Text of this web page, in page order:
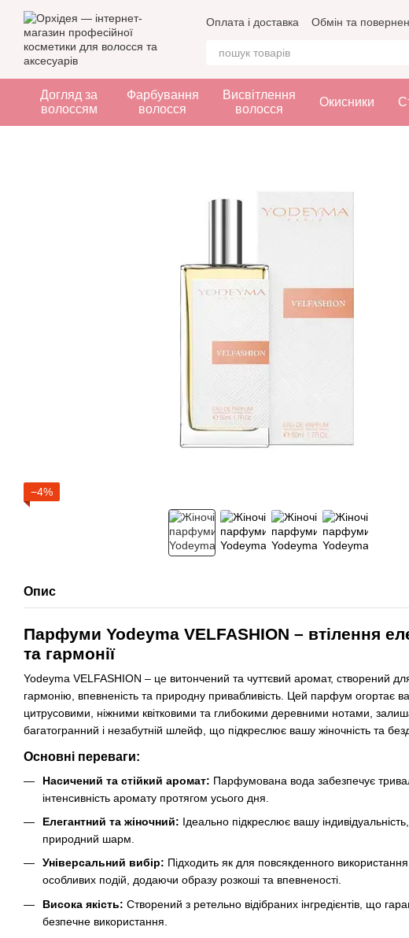
Перейти до основного контенту
Оплата і доставка Обмін та
Догляд за
волоссям
Фарбування
волосся
Висвітлення
волосся
Окисники
−4%
Опис
Парфуми Yodeyma VELFASHION – втілення
та гармонії
Yodeyma VELFASHION – це витончений та чуттєвий аромат, створений
гармонію, впевненість та природну привабливість. Цей парфум огортає
цитрусовими, ніжними квітковими та глибокими деревними нотами,
багатогранний і незабутній шлейф, що підкреслює вашу жіночність та
Основні переваги:
Насичений та стійкий аромат: Парфумована вода забезпечує
інтенсивність аромату протягом усього дня.
Елегантний та жіночний: Ідеально підкреслює вашу
природний шарм.
Універсальний вибір: Підходить як для повсякденного
особливих подій, додаючи образу розкоші та впевненості.
Висока якість: Створений з ретельно відібраних інгредієнтів, що
безпечне використання.